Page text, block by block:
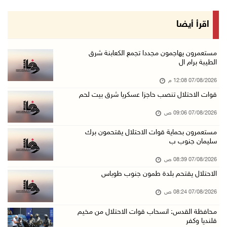
قوات الاحتلال تقتحم يعبد جنوب غرب جنين
48 إصابة منذ بدء عدوان الاحتلال على مخيم قلند ...
06/آب/2026 10:45 م
الاحتلال يعتقل شابين من المغير
06/آب/2026 10:27 م
وزير الداخلية يبحث مع مكافحة المخدرات الدولي ...
06/آب/2026 10:01 م
06/آب/2026 09:17 م
إصابة مسن بجروح ورضوض إثر اعتداء جيش الاحتلال ...
اقرأ أيضا
مستعمرون يهاجمون مجددا تجمع الكعابنة شرق
الطيبة برام ال
07/08/2026 12:08 م
قوات الاحتلال تنصب حاجزا عسكريا شرق بيت لحم
07/08/2026 09:06 ص
مستعمرون بحماية قوات الاحتلال يقتحمون برك
سليمان جنوب ب
07/08/2026 08:39 ص
الاحتلال يقتحم بلدة طمون جنوب طوباس
07/08/2026 08:24 ص
محافظة القدس: انسحاب قوات الاحتلال من مخيم
قلنديا وكفر